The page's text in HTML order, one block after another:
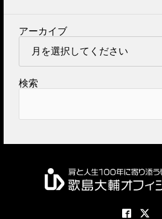
アーカイブ
検索